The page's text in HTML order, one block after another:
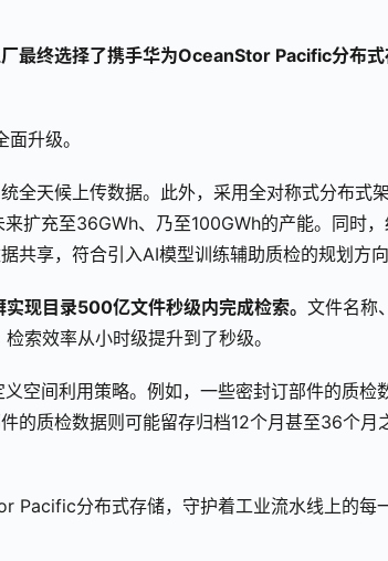
最终选择了携手华为OceanStor Pacific分布
升级。
全天候上传数据。此外，采用全对称式分布式架
扩充至36GWh、乃至100GWh的产能。同时，
享，符合引入AI模型训练辅助质检的规划方向
现目录500亿文件秒级内完成检索。 文件名称
索效率从小时级提升到了秒级。
空间利用策略。例如，一些密封订部件的质检
的质检数据则可能留存归档12个月甚至36个月
Pacific分布式存储，守护着工业流水线上的每